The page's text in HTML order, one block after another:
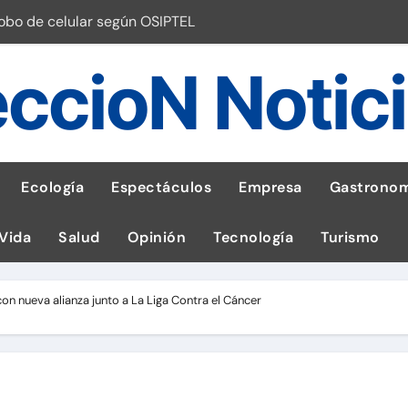
de celular según OSIPTEL
¡Descarga la app de Meridianbet y gana una jugada gratis
inspirado en la fuerza de un volcán
1,600 equipos educativos
por ignorar distancias de seguridad
de GEI en sus operaciones
Ecología Espectáculos Empresa
Salud Opinión Tecnología Turismo
nueva alianza junto a La Liga Contra el Cáncer